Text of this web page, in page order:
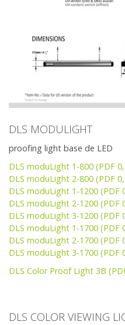
DLS MODULIGHT
proofing light base de LED
DLS moduLight 1-800 (PDF
DLS moduLight 2-800 (PDF
DLS moduLight 1-1200 (PDF
DLS moduLight 2-1200 (PDF
DLS moduLight 3-1200 (PDF
DLS moduLight 1-1700 (PDF
DLS moduLight 2-1700 (PDF
DLS moduLight 3-1700 (PDF
DLS Color Proof Light 3B
DLS COLOR VIEWING